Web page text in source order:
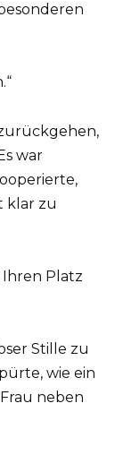
war
klar zu
Ihren Platz
Stille zu
wie ein
neben